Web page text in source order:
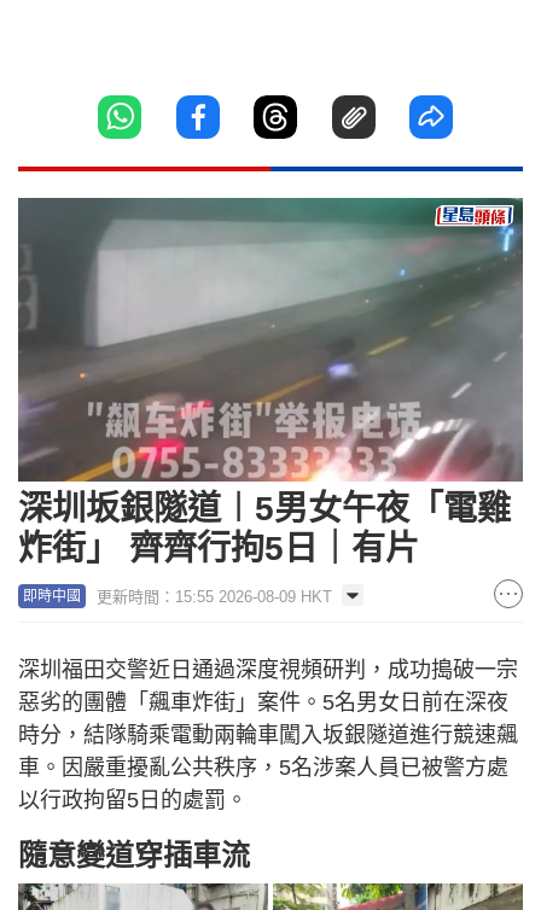
Unmute Loaded:
100.00%
深圳坂銀隧道︱5男女午夜「電雞
炸街」 齊齊行拘5日｜有片
即時中國 更新時間：15:55 2026-08-09 HKT
深圳福田交警近日通過深度視頻研判，成功搗破一宗
惡劣的團體「飆車炸街」案件。5名男女日前在深夜
時分，結隊騎乘電動兩輪車闖入坂銀隧道進行競速飆
車。因嚴重擾亂公共秩序，5名涉案人員已被警方處
以行政拘留5日的處罰。
隨意變道穿插車流